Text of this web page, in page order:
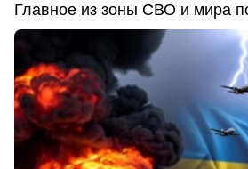
Главное из зоны СВО и мира